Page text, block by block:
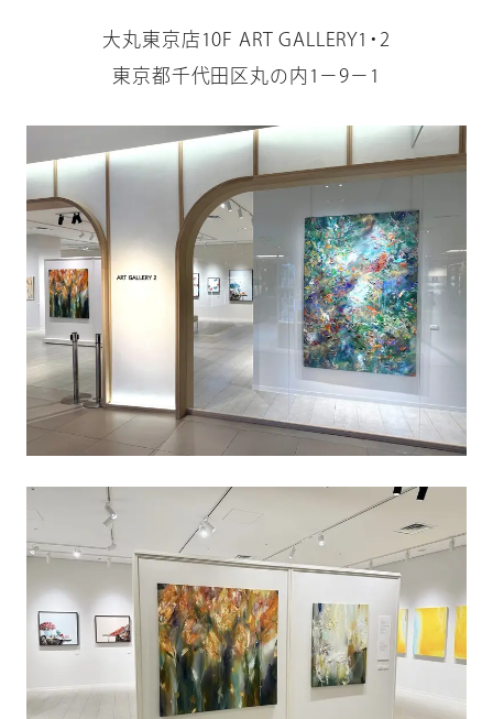
大丸東京店10F ART GALLERY1・2
東京都千代田区丸の内1－9－1